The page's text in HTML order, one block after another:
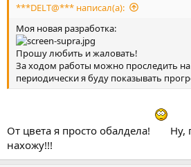
***DELT@*** написал(а):
Моя новая разработка:
Прошу любить и жаловать!
За ходом работы можно проследить на
периодически я буду показывать
От цвета я просто обалдела!
Ну,
нахожу!!!